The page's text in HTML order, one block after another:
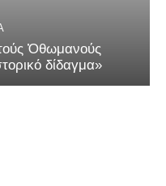
Ὀθωμανούς
δίδαγμα»